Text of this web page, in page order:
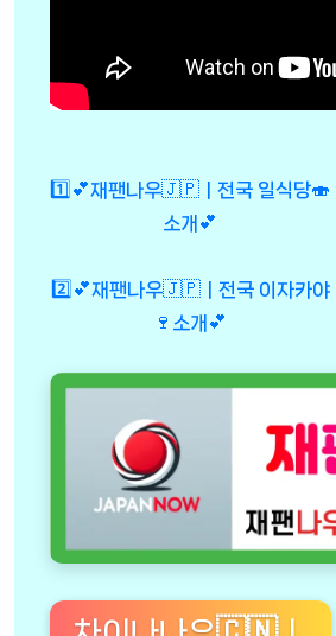
1️⃣💕재팬나우🇯🇵ㅣ전국 일식당🍣
소개💕
2️⃣💕재팬나우🇯🇵ㅣ전국 이자카야
🍷소개💕